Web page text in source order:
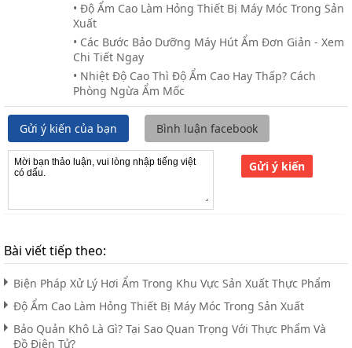
• Độ Ẩm Cao Làm Hỏng Thiết Bị Máy Móc Trong Sản
Xuất
• Các Bước Bảo Dưỡng Máy Hút Ẩm Đơn Giản - Xem
Chi Tiết Ngay
• Nhiệt Độ Cao Thì Độ Ẩm Cao Hay Thấp? Cách
Phòng Ngừa Ẩm Mốc
Gửi ý kiến của bạn Bình luận facebook
Gửi ý kiến
Bài viết tiếp theo:
Biện Pháp Xử Lý Hơi Ẩm Trong Khu Vực Sản Xuất Thực Phẩm
Độ Ẩm Cao Làm Hỏng Thiết Bị Máy Móc Trong Sản Xuất
Bảo Quản Khô Là Gì? Tại Sao Quan Trọng Với Thực Phẩm Và
Đồ Điện Tử?